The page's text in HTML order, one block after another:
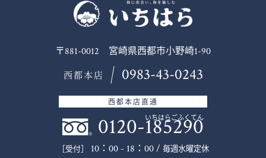
〒881-0012 宮崎県西都市小野崎1-90
西都本店 0983-43-0243
西都本店直通
0120-185290
いちはらごふくてん
［受付］ 10：00 - 18：00 / 毎週水曜定休